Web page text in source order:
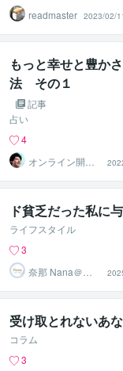
readmaster 2023/02/
もっと幸せと豊か
法 その１
記事
占い
4
オンライン開運
ビジネスアドバ
イザー＠志念
ド貧乏だった私に
ライフスタイル
3
奈那 Nana＠
心・暮らしの片
付けコーチ
受け取とれないあ
コラム
3